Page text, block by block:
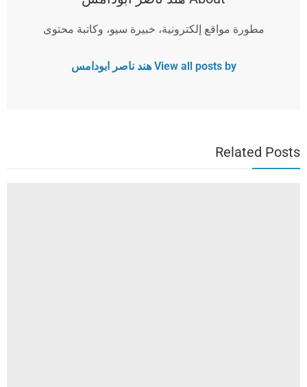
مطورة مواقع إلكترونية، خبيرة سيو، وكاتبة محتوى
View all posts by هند ناصر ابودامس
Related Posts